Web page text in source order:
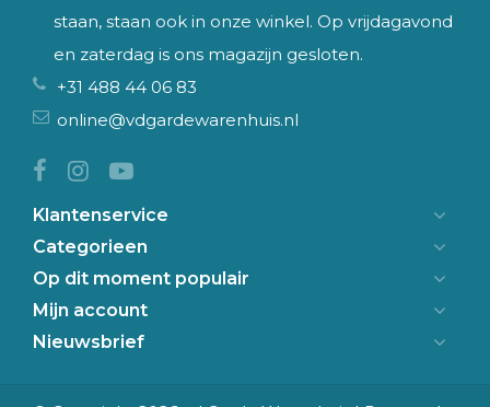
staan, staan ook in onze winkel. Op vrijdagavond
en zaterdag is ons magazijn gesloten.
+31 488 44 06 83
online@vdgardewarenhuis.nl
Klantenservice
Categorieen
Op dit moment populair
Mijn account
Nieuwsbrief